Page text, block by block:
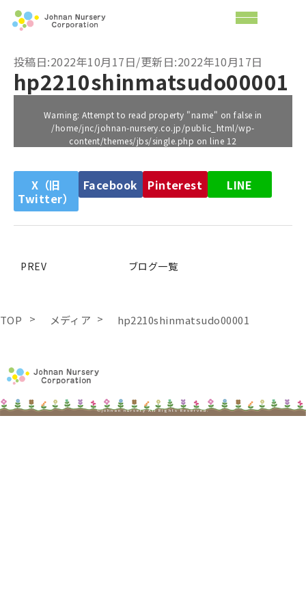
投稿日:2022年10月17日/更新日:2022年10月17日
hp2210shinmatsudo00001
Warning: Attempt to read property "name" on false in
/home/jnc/johnan-nursery.co.jp/public_html/wp-
content/themes/jbs/single.php on line 12
X（旧
Twitter）
Facebook Pinterest LINE
PREV ブログ一覧
TOP メディア hp2210shinmatsudo00001
©johnan nursery All Rights Reserved.